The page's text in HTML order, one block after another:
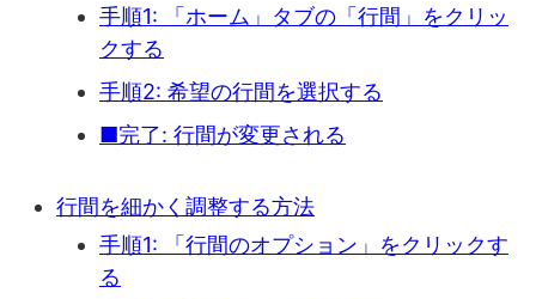
手順1: 「ホーム」タブの「行間」をクリッ
クする
手順2: 希望の行間を選択する
■完了: 行間が変更される
行間を細かく調整する方法
手順1: 「行間のオプション」をクリックす
る